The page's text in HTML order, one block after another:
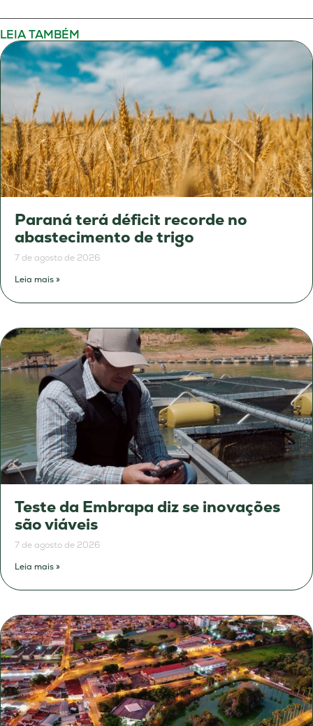
LEIA TAMBÉM
Paraná terá déficit recorde no
abastecimento de trigo
7 de agosto de 2026
Leia mais »
Teste da Embrapa diz se inovações
são viáveis
7 de agosto de 2026
Leia mais »